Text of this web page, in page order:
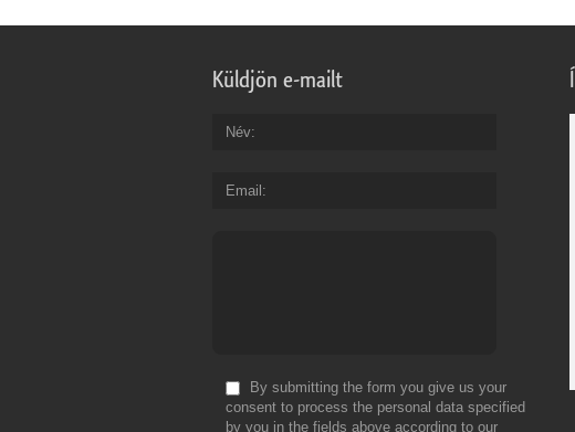
Küldjön e-mailt
Név
Email
By submitting the form you give us your
consent to process the personal data specified
by you in the fields above according to our